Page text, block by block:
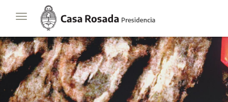
Toggle
navigation
Casa
Rosada
Presidencia
de
la
Nación